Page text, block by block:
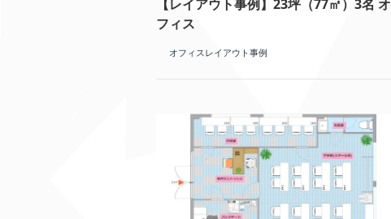
【レイアウト事例】23坪（77㎡）3名 オ
フィス
オフィスレイアウト事例